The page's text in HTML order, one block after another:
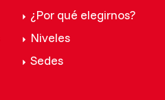
¿Por qué elegirnos?
Niveles
Sedes